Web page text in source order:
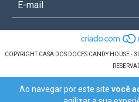
Ao navegar por este site você
COPYRIGHT CASA DOS DOCES CANDY HOUSE